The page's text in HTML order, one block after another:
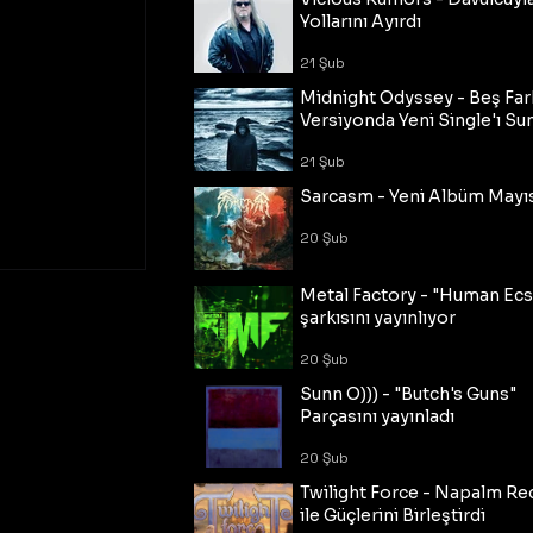
Yollarını Ayırdı
21 Şub
Midnight Odyssey - Beş
Versiyonda Yeni Single'ı
21 Şub
Sarcasm - Yeni Albüm
20 Şub
Metal Factory - "Human
şarkısını yayınlıyor
20 Şub
Sunn O))) - "Butch's Guns"
Parçasını yayınladı
20 Şub
Twilight Force - Napalm
ile Güçlerini Birleştirdi